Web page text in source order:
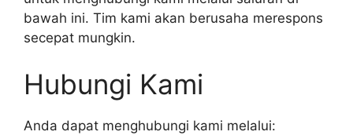
bawah ini. Tim kami akan berusaha merespons
secepat mungkin.
Hubungi Kami
Anda dapat menghubungi kami melalui: